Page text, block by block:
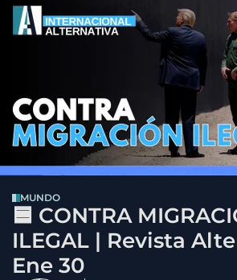
MUNDO
🟦 CONTRA
ILEGAL | Revista
Ene 30